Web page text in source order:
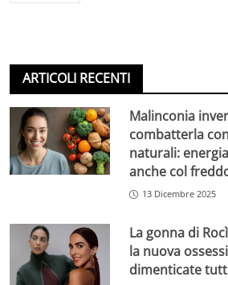
ARTICOLI RECENTI
Malinconia
combatterla
naturali:
anche col
13 Dicembre 2025
La gonna di
la nuova
dimenticate